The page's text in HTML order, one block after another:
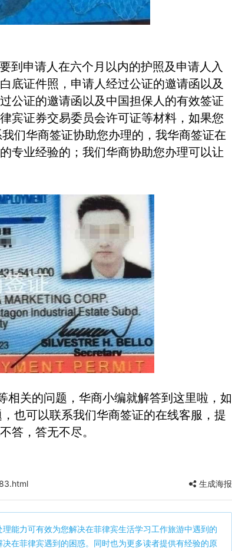
申请人在六个月以内的护照及申请人入
底证件照，申请人经过公证的邀请函以及
公证的邀请函以及中国担保人的有效签证
宾证券交易委员会许可证等材料，如果您
们华商签证协助您办理的，我华商签证在
专业经验的；我们华商协助您办理可以让
关的问题，华商小编就解答到这里啦，如
也可以联系我们华商签证的在线客服，提
答，答无不尽。
生成海报
能力可有效为您解决在菲律宾生活学习工作旅游中遇到的
在菲律宾遇到的困惑。同时也为更多读者提供有经验的原